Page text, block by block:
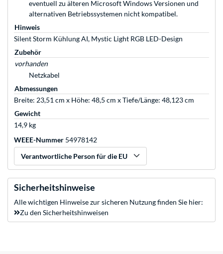
eventuell zu älteren Microsoft Windows Versionen und
alternativen Betriebssystemen nicht kompatibel.
Hinweis
Silent Storm Kühlung AI, Mystic Light RGB LED-Design
Zubehör
vorhanden
Netzkabel
Abmessungen
Breite: 23,51 cm x Höhe: 48,5 cm x Tiefe/Länge: 48,123 cm
Gewicht
14,9 kg
WEEE-Nummer 54978142
Verantwortliche Person für die EU
Sicherheitshinweise
Alle wichtigen Hinweise zur sicheren Nutzung finden Sie hier:
Zu den Sicherheitshinweisen